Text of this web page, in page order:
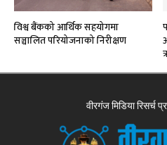
विश्व बैंकको आर्थिक सहयोगमा
सञ्चालित परियोजनाको निरीक्षण
वीरगंज मिडिया रिसर्च